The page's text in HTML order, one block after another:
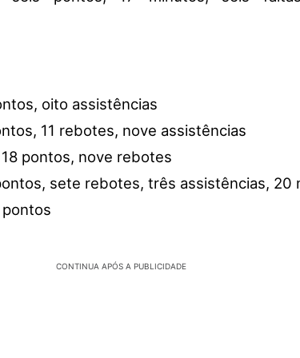
oito assistências
11 rebotes, nove assistências
pontos, nove rebotes
sete rebotes, três assistências, 20
CONTINUA APÓS A PUBLICIDADE